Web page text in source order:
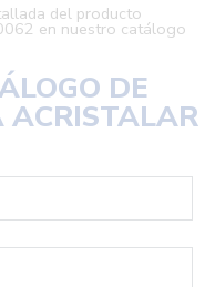
del producto
en nuestro catálogo
DE
ACRISTALAR